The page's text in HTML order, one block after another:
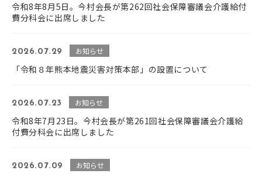
令和8年8月5日。今村会長が第262回社会保障審議会介護給付
費分科会に出席しました
2026.07.29 お知らせ
「令和８年熊本地震災害対策本部」の設置について
2026.07.23 お知らせ
令和8年7月23日。今村会長が第261回社会保障審議会介護給
付費分科会に出席しました
2026.07.09 お知らせ